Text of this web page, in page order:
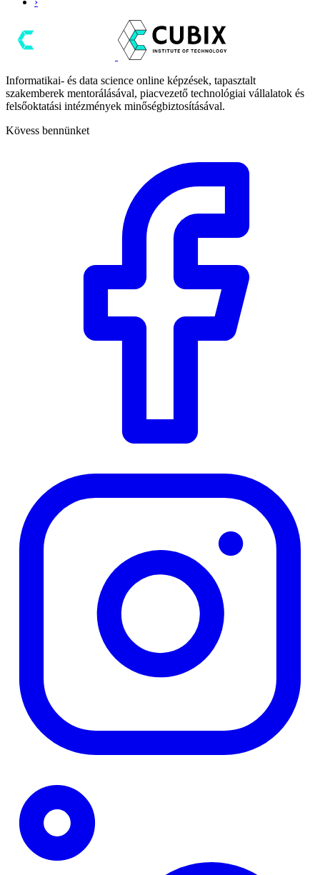
Informatikai- és data science online képzések, tapasztalt
szakemberek mentorálásával, piacvezető technológiai vállalatok és
felsőoktatási intézmények minőségbiztosításával.
Kövess bennünket